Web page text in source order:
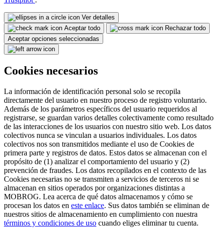
Ver detalles
Aceptar todo
Rechazar todo
Aceptar opciones seleccionadas
Cookies necesarios
La información de identificación personal solo se recopila
directamente del usuario en nuestro proceso de registro voluntario.
Además de los parámetros específicos del usuario requeridos al
registrarse, se guardan varios detalles colectivamente como resultado
de las interacciones de los usuarios con nuestro sitio web. Los datos
colectivos nunca se vinculan a usuarios individuales. Los datos
colectivos nos son transmitidos mediante el uso de Cookies de
primera parte y registros de datos. Estos datos se almacenan con el
propósito de (1) analizar el comportamiento del usuario y (2)
prevención de fraudes. Los datos recopilados en el contexto de las
Cookies necesarias no se transmiten a servicios de terceros ni se
almacenan en sitios operados por organizaciones distintas a
MOBROG. Lea acerca de qué datos almacenamos y cómo se
procesan los datos en este enlace. Sus datos también se eliminan de
nuestros sitios de almacenamiento en cumplimiento con nuestra
términos y condiciones de uso cuando eliges eliminar tu cuenta.